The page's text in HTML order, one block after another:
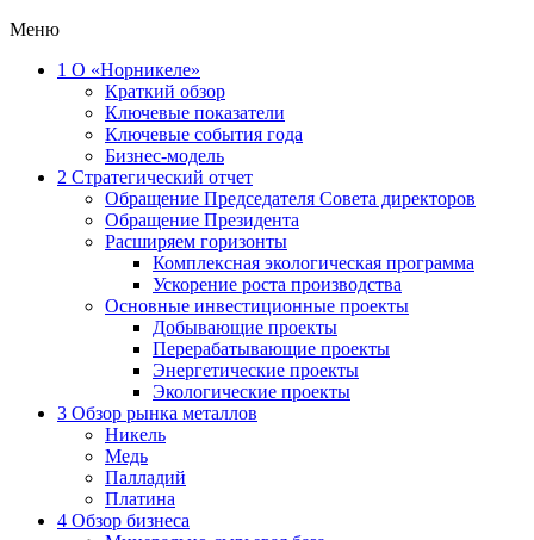
Меню
1 О «Норникеле»
Краткий обзор
Ключевые показатели
Ключевые события года
Бизнес-модель
2 Стратегический отчет
Обращение Председателя Совета директоров
Обращение Президента
Расширяем горизонты
Комплексная экологическая программа
Ускорение роста производства
Основные инвестиционные проекты
Добывающие проекты
Перерабатывающие проекты
Энергетические проекты
Экологические проекты
3 Обзор рынка металлов
Никель
Медь
Палладий
Платина
4 Обзор бизнеса